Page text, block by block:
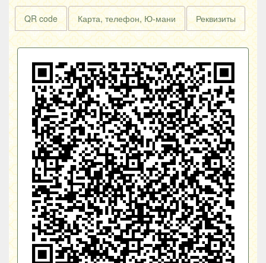
QR code Карта, телефон, Ю-мани Реквизиты